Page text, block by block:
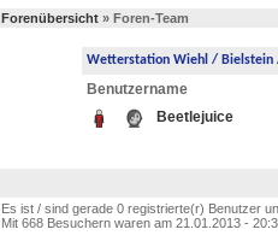
Forenübersicht » Foren-Team
Wetterstation Wiehl / Bielstein
Benutzername
Beetlejuice
Es ist / sind gerade 0 registrierte(r) Benutzer
Mit 668 Besuchern waren am 21.01.2013 -